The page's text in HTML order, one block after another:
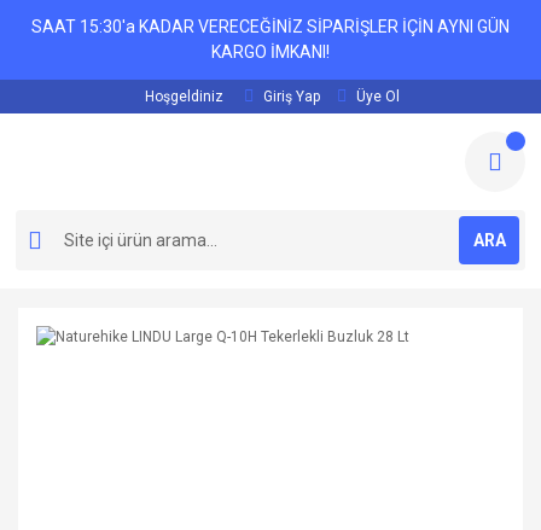
SAAT 15:30'a KADAR VERECEĞİNİZ SİPARİŞLER İÇİN AYNI GÜN
KARGO İMKANI!
Hoşgeldiniz Giriş Yap Üye Ol
ARA